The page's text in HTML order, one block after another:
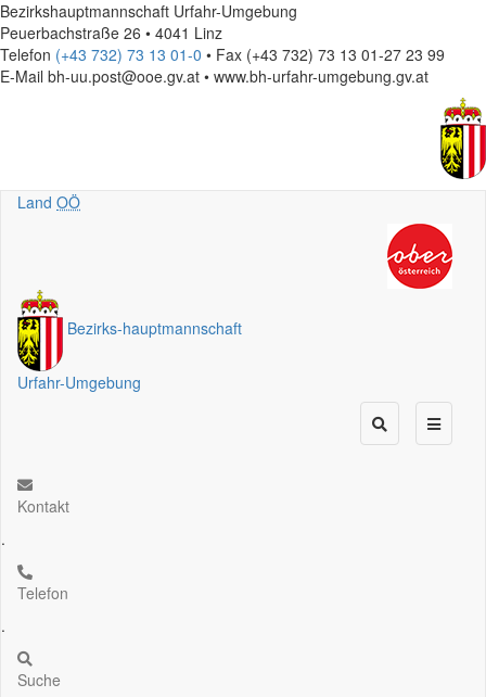
Bezirkshauptmannschaft Urfahr-Umgebung
Peuerbachstraße 26 • 4041 Linz
Telefon (+43 732) 73 13 01-0 • Fax (+43 732) 73 13 01-27 23 99
E-Mail bh-uu.post@ooe.gv.at • www.bh-urfahr-umgebung.gv.at
Land OÖ
Bezirks-hauptmannschaft
Urfahr-Umgebung
Kontakt
.
Telefon
.
Suche